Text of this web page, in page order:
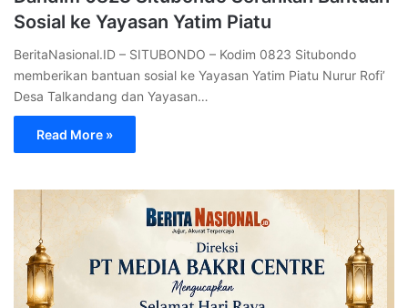
Sosial ke Yayasan Yatim Piatu
BeritaNasional.ID – SITUBONDO – Kodim 0823 Situbondo
memberikan bantuan sosial ke Yayasan Yatim Piatu Nurur Rofi’
Desa Talkandang dan Yayasan…
Read More »